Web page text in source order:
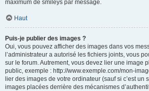
maximum de smileys par message.
Haut
Puis-je publier des images ?
Oui, vous pouvez afficher des images dans vos
l’administrateur a autorisé les fichiers joints, vous
sur le forum. Autrement, vous devez lier une image
public, exemple : http://www.exemple.com/mon-
lier des images de votre ordinateur (sauf si c’est un
images placées derrière des mécanismes